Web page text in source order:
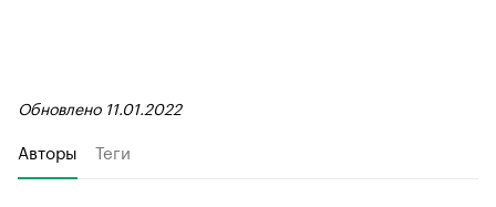
Обновлено 11.01.2022
Авторы Теги